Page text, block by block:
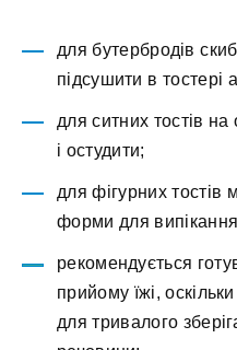
для бутербродів
підсушити в тостері
для ситних тостів
і остудити;
для фігурних тостів
форми для
рекомендується
прийому їжі,
для тривалого